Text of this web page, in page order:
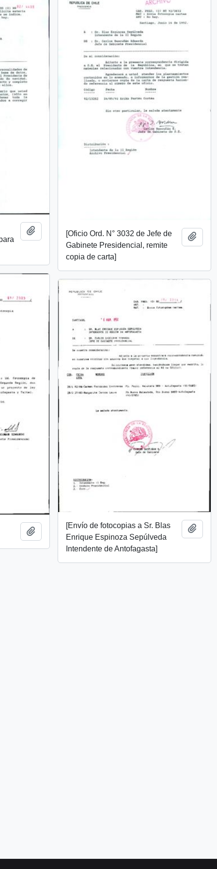
Añadir al portapapeles
[Oficio Ord. N° 3032 de Jefe de
Gabinete Presidencial, remite
copia de carta]
Añadir al portapapeles
[Envío de fotocopias a Sr. Blas
Enrique Espinoza Sepúlveda
Intendente de Antofagasta]